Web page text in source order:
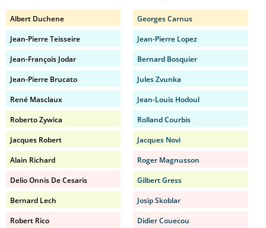
Albert Duchene
Jean-Pierre Teisseire
Jean-François Jodar
Jean-Pierre Brucato
René Masclaux
Roberto Zywica
Jacques Robert
Alain Richard
Delio Onnis De Cesaris
Bernard Lech
Robert Rico
Georges Carnus
Jean-Pierre Lopez
Bernard Bosquier
Jules Zvunka
Jean-Louis Hodoul
Rolland Courbis
Jacques Novi
Roger Magnusson
Gilbert Gress
Josip Skoblar
Didier Couecou